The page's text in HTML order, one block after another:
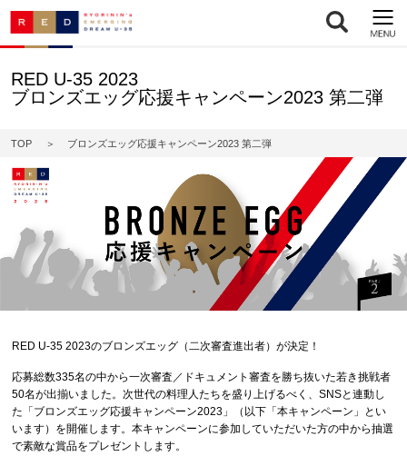
RED U-35 2023
ブロンズエッグ応援キャンペーン2023 第二弾
TOP ブロンズエッグ応援キャンペーン2023 第二弾
RED U-35 2023のブロンズエッグ（二次審査進出者）が決定！
応募総数335名の中から一次審査／ドキュメント審査を勝ち抜いた若き挑戦者
50名が出揃いました。次世代の料理人たちを盛り上げるべく、SNSと連動し
た「ブロンズエッグ応援キャンペーン2023」（以下「本キャンペーン」とい
います）を開催します。本キャンペーンに参加していただいた方の中から抽選
で素敵な賞品をプレゼントします。